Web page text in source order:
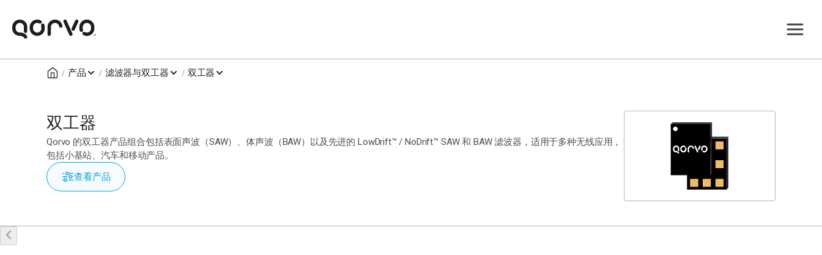
/ 产品 / 滤波器与双工器 / 双工器
双工器
Qorvo 的双工器产品组合包括表面声波（SAW）、体声波（BAW）以及先进的 LowDrift™ / NoDrift™ SAW 和 BAW 滤波器，适用于多种无线应用，
包括小基站、汽车和移动产品。
查看产品